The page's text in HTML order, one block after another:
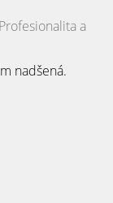
a
nadšená.